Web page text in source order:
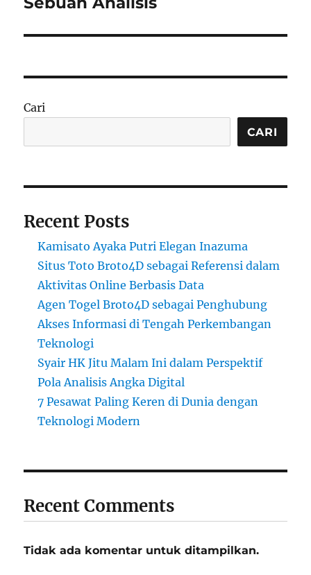
Cari
CARI
Recent Posts
Kamisato Ayaka Putri Elegan Inazuma
Situs Toto Broto4D sebagai Referensi dalam
Aktivitas Online Berbasis Data
Agen Togel Broto4D sebagai Penghubung
Akses Informasi di Tengah Perkembangan
Teknologi
Syair HK Jitu Malam Ini dalam Perspektif
Pola Analisis Angka Digital
7 Pesawat Paling Keren di Dunia dengan
Teknologi Modern
Recent Comments
Tidak ada komentar untuk ditampilkan.